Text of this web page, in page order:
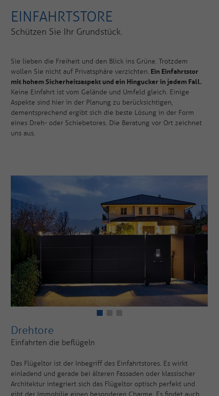
EINFAHRTSTORE
Schützen Sie Ihr Grundstück.
Sie lieben die Freiheit und den Blick ins Grüne. Trotzdem
wollen Sie nicht auf Privatsphäre verzichten. Ein Einfahrtstor
mit hohem Sicherheitsaspekt und ein Hingucker in jedem Fall.
Keine Einfahrt ist vom Gelände und Umfeld gleich. Einige
Aspekte sind hier in der Planung zu berücksichtigen,
dementsprechend ergibt sich die beste Lösung in der Form
eines Dreh- oder Schiebetores. Die Beratung vor Ort zeichnet
uns aus.
Drehtore
Einfahrten die beflügeln
Das Flügeltor ist der Inbegriff des Einfahrtstores. Es wirkt
einladend und gerade bei älteren Fassaden oder klassischer
Architektur integriert sich das Flügeltor optisch perfekt und
gibt der Immobilie einen besonderen Charme. Es findet auch